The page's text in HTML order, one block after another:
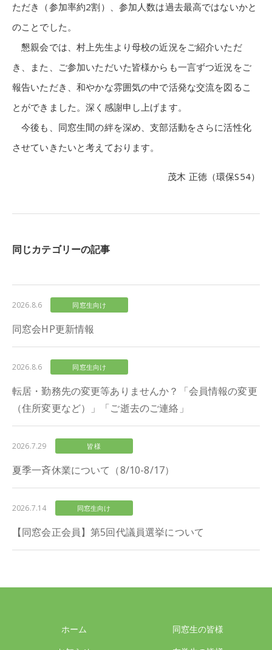
ただき（参加率約2割）、参加人数は過去最高ではないかと
のことでした。
懇親会では、村上先生より母校の近況をご紹介いただ
き、また、ご参加いただいた皆様からも一言ずつ近況をご
報告いただき、和やかな雰囲気の中で活発な交流を図るこ
とができました。深く感謝申し上げます。
今後も、同窓生間の絆を深め、支部活動をさらに活性化
させていきたいと考えております。
茂木 正徳（環保S54）
同じカテゴリーの記事
2026.8.6 同窓生向け
同窓会HP更新情報
2026.8.6 同窓生向け
転居・勤務先の変更等ありませんか？「会員情報の変更
（住所変更など）」「ご逝去のご連絡」
2026.7.29 皆様
夏季一斉休業について（8/10-8/17）
2026.7.14 同窓生向け
【同窓会正会員】第5回代議員選挙について
ホーム
同窓生の皆様